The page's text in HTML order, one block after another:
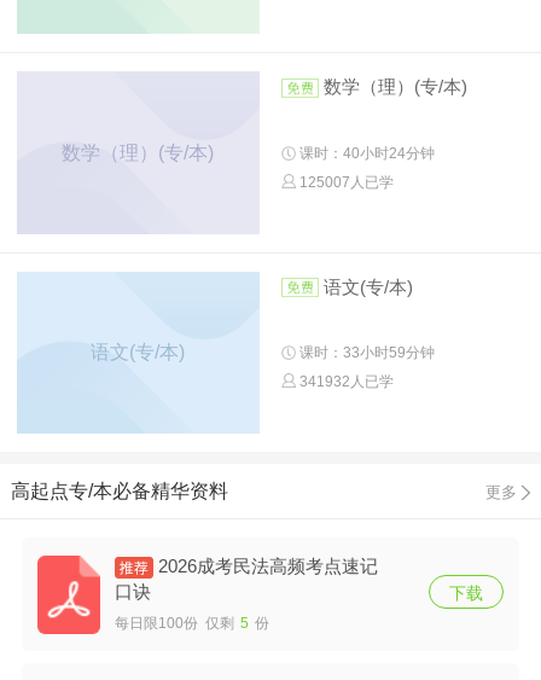
数学（理）(专/本)
数学（理）(专/本)
课时：40小时24分钟
125007人已学
语文(专/本)
语文(专/本)
课时：33小时59分钟
341932人已学
高起点专/本必备精华资料 更多
2026成考民法高频考点速记
口诀
每日限100份 仅剩 5 份
下载